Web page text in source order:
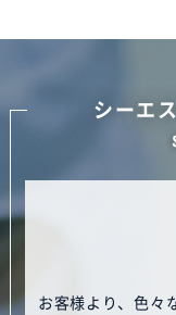
シーエ
お客様より、色々